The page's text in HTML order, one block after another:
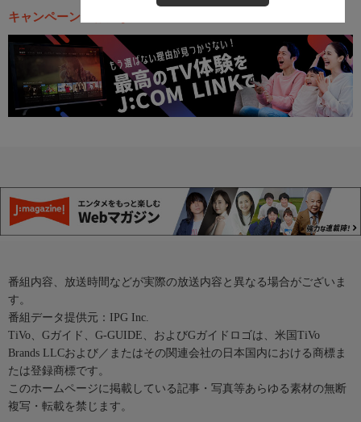
キャンペーン・お得な情報
番組内容、放送時間などが実際の放送内容と異なる場合がございま
す。
番組データ提供元：IPG Inc.
TiVo、Gガイド、G-GUIDE、およびGガイドロゴは、米国TiVo
Brands LLCおよび／またはその関連会社の日本国内における商標ま
たは登録商標です。
このホームページに掲載している記事・写真等あらゆる素材の無断
複写・転載を禁じます。